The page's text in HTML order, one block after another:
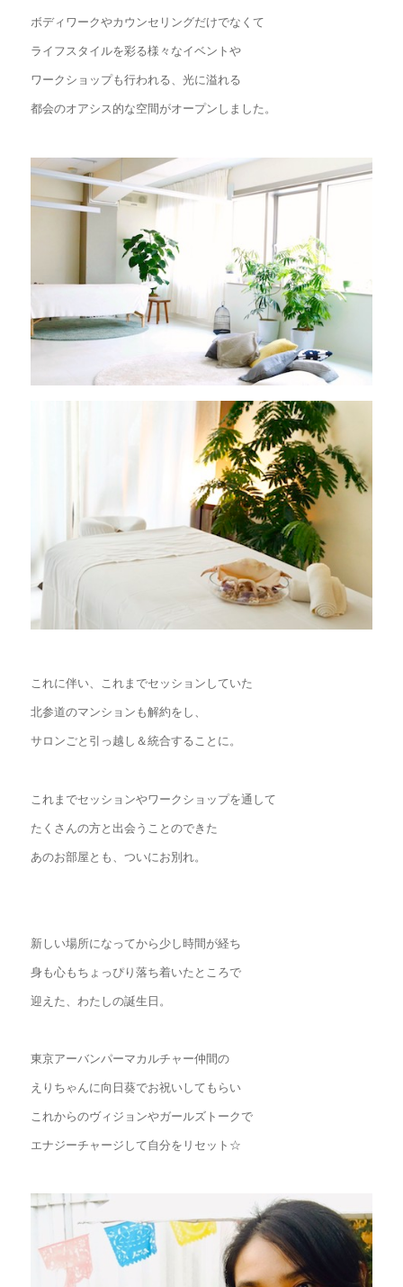
ボディワークやカウンセリングだけでなくて
ライフスタイルを彩る様々なイベントや
ワークショップも行われる、光に溢れる
都会のオアシス的な空間がオープンしました。
これに伴い、これまでセッションしていた
北参道のマンションも解約をし、
サロンごと引っ越し＆統合することに。
これまでセッションやワークショップを通して
たくさんの方と出会うことのできた
あのお部屋とも、ついにお別れ。
新しい場所になってから少し時間が経ち
身も心もちょっぴり落ち着いたところで
迎えた、わたしの誕生日。
東京アーバンパーマカルチャー仲間の
えりちゃんに向日葵でお祝いしてもらい
これからのヴィジョンやガールズトークで
エナジーチャージして自分をリセット☆